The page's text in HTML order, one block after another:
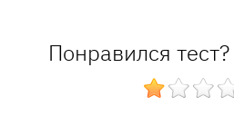
Понравился